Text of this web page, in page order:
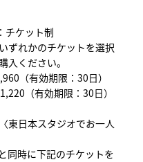
チケット制
ずれかのチケットを選択
入ください。
（有効期限：30日）
（有効期限：30日）
東日本スタジオでお一人
同時に下記のチケットを